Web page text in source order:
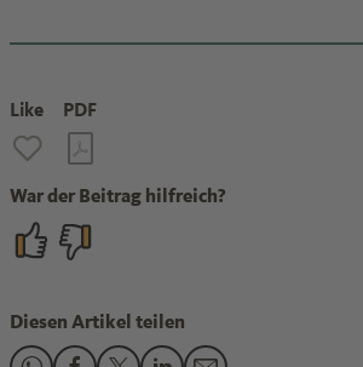
Like PDF
War der Beitrag hilfreich?
Diesen Artikel teilen